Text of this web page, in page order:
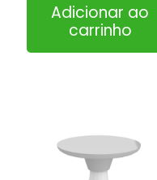
Adicionar ao
carrinho